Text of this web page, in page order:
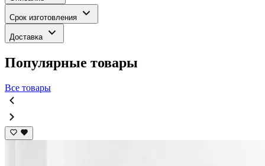
Срок изготовления
Доставка
Популярные товары
Все товары